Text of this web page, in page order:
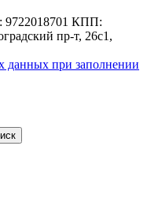
КПП:
пр-т, 26с1,
данных при заполнении